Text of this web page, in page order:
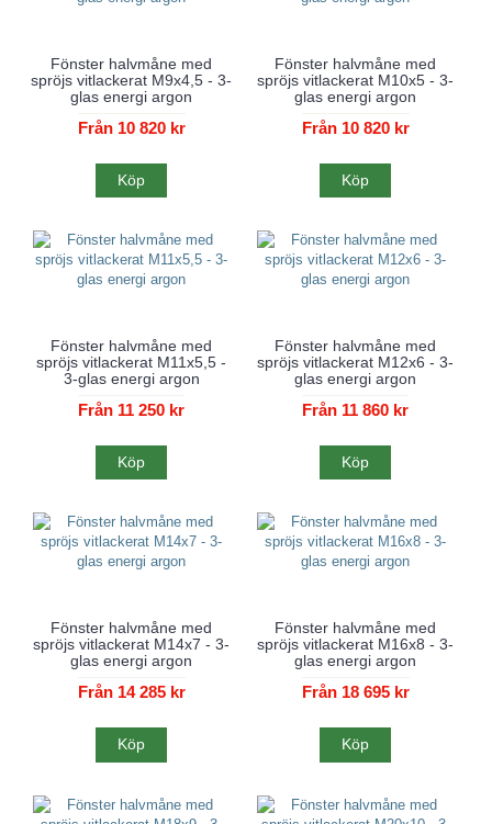
Fönster halvmåne med
spröjs vitlackerat M9x4,5 - 3-
glas energi argon
Från 10 820 kr
Köp
Fönster halvmåne med
spröjs vitlackerat M10x5 - 3-
glas energi argon
Från 10 820 kr
Köp
Fönster halvmåne med
spröjs vitlackerat M11x5,5 -
3-glas energi argon
Från 11 250 kr
Köp
Fönster halvmåne med
spröjs vitlackerat M12x6 - 3-
glas energi argon
Från 11 860 kr
Köp
Fönster halvmåne med
spröjs vitlackerat M14x7 - 3-
glas energi argon
Från 14 285 kr
Köp
Fönster halvmåne med
spröjs vitlackerat M16x8 - 3-
glas energi argon
Från 18 695 kr
Köp